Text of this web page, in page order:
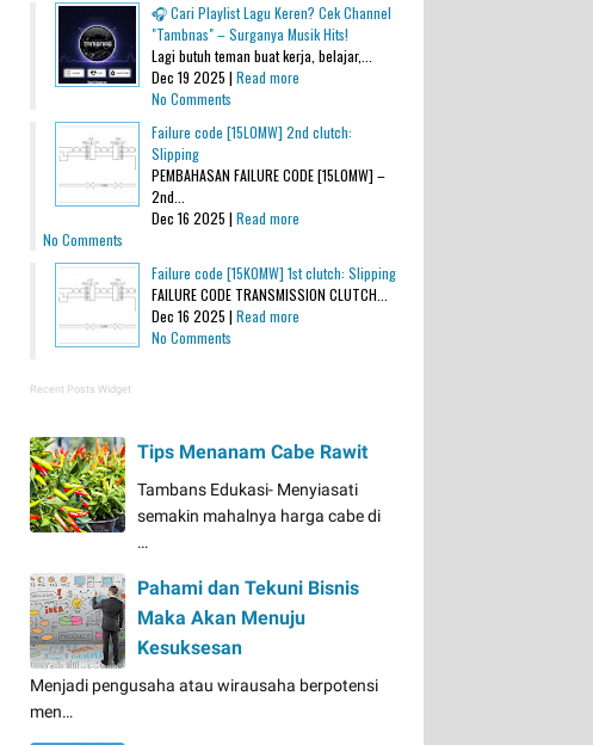
🎧 Cari Playlist Lagu Keren? Cek Channel
"Tambnas" – Surganya Musik Hits!
Lagi butuh teman buat kerja, belajar,...
Dec 19 2025 | Read more
No Comments
Failure code [15L0MW] 2nd clutch:
Slipping
PEMBAHASAN FAILURE CODE [15L0MW] –
2nd...
Dec 16 2025 | Read more
No Comments
Failure code [15K0MW] 1st clutch: Slipping
FAILURE CODE TRANSMISSION CLUTCH...
Dec 16 2025 | Read more
No Comments
Recent Posts Widget
Tips Menanam Cabe Rawit
Tambans Edukasi- Menyiasati
semakin mahalnya harga cabe di
…
Pahami dan Tekuni Bisnis
Maka Akan Menuju
Kesuksesan
Menjadi pengusaha atau wirausaha berpotensi
men…